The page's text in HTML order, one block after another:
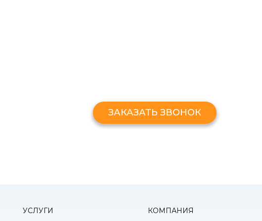
ЗАКАЗАТЬ ЗВОНОК
УСЛУГИ КОМПАНИЯ